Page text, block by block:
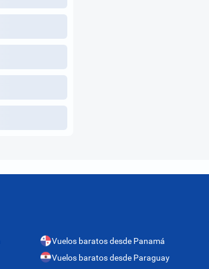
Vuelos baratos desde Panamá
Vuelos baratos desde Paraguay